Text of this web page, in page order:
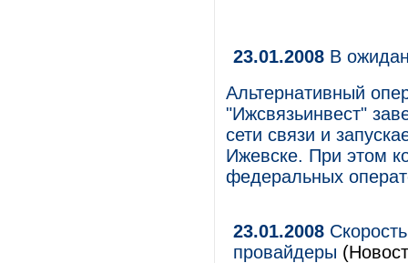
23.01.2008 В
Альтернативный
"Ижсвязьинвест"
сети связи и
Ижевске. При этом
федеральных
23.01.2008
провайдеры